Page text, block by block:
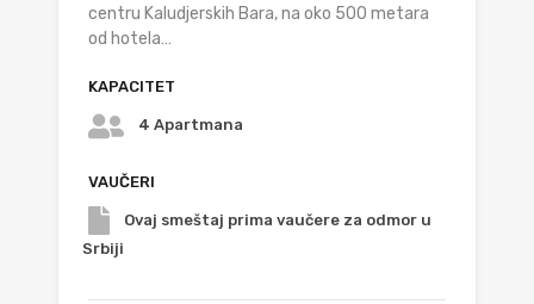
centru Kaludjerskih Bara, na oko 500 metara
od hotela…
KAPACITET
4 Apartmana
VAUČERI
Ovaj smeštaj prima vaučere za odmor u
Srbiji